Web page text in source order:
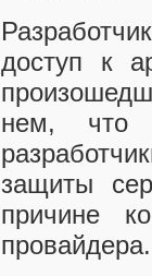
доступ к
нем, что
защиты
причине
провайдера.